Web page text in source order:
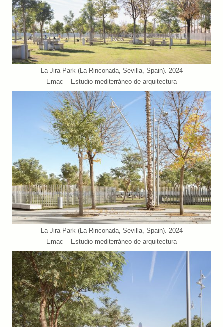
La Jira Park (La Rinconada, Sevilla, Spain). 2024
Emac – Estudio mediterráneo de arquitectura
La Jira Park (La Rinconada, Sevilla, Spain). 2024
Emac – Estudio mediterráneo de arquitectura